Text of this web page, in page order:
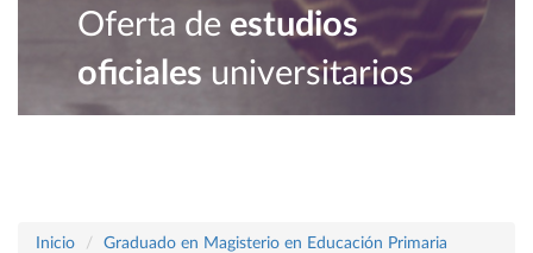
Oferta de estudios
oficiales universitarios
Inicio
Graduado en Magisterio en Educación Primaria